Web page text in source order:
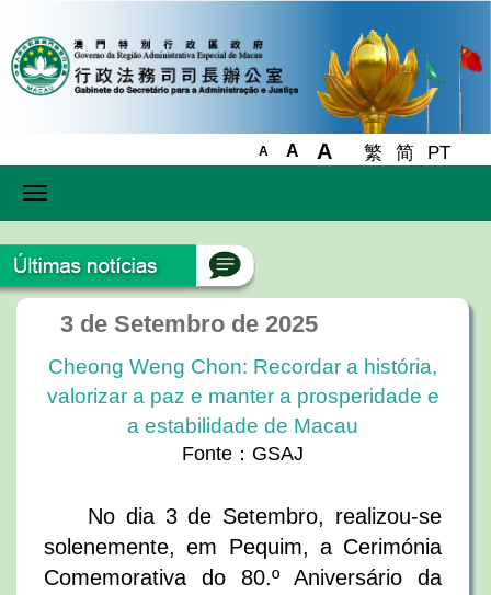
A A A 繁 简 PT
Toggle
navigation
3 de Setembro de 2025
Cheong Weng Chon: Recordar a história,
valorizar a paz e manter a prosperidade e
a estabilidade de Macau
Fonte：GSAJ
No dia 3 de Setembro, realizou-se
solenemente, em Pequim, a Cerimónia
Comemorativa do 80.º Aniversário da